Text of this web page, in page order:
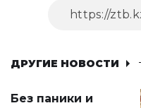
ДРУГИЕ НОВОСТИ
Без паники и